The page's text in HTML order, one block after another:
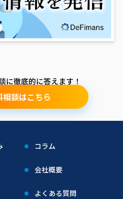
に徹底的に答えます！
談はこちら
コラム
会社概要
よくある質問